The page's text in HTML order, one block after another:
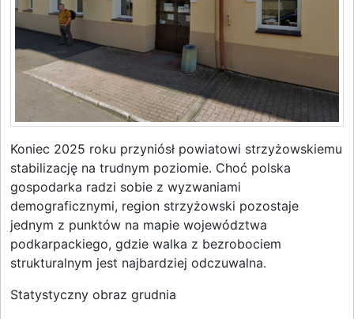
Koniec 2025 roku przyniósł powiatowi strzyżowskiemu
stabilizację na trudnym poziomie. Choć polska
gospodarka radzi sobie z wyzwaniami
demograficznymi, region strzyżowski pozostaje
jednym z punktów na mapie województwa
podkarpackiego, gdzie walka z bezrobociem
strukturalnym jest najbardziej odczuwalna.
Statystyczny obraz grudnia